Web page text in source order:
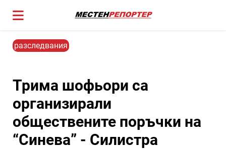
разследвания
Трима шофьори са
организирали
обществените поръчки на
“Синева” - Силистра